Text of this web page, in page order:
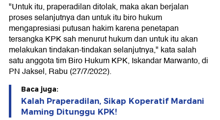
"Untuk itu, praperadilan ditolak, maka akan berjalan
proses selanjutnya dan untuk itu biro hukum
mengapresiasi putusan hakim karena penetapan
tersangka KPK sah menurut hukum dan untuk itu akan
melakukan tindakan-tindakan selanjutnya," kata salah
satu anggota tim Biro Hukum KPK, Iskandar Marwanto, di
PN Jaksel, Rabu (27/7/2022).
Baca juga:
Kalah Praperadilan, Sikap Koperatif Mardani
Maming Ditunggu KPK!